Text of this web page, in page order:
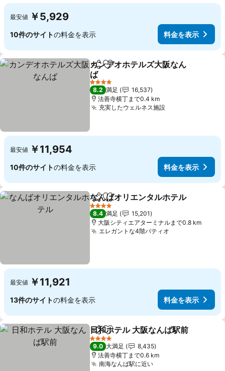
最安値 ￥5,929
10件のサイトの料金を表示 料金を表示
シェアお気に入りに追加
カンデオホテルズ大阪なん
ば
料金を表示
4 ホテルのランク
8.2 満足
16,537
法善寺横丁まで0.4 km
充実したウェルネス施設料金を表示
最安値 ￥11,954
10件のサイトの料金を表示 料金を表示
シェアお気に入りに追加
なんばオリエンタルホテル
4 ホテルのランク
8.4 満足
15,201
大阪シティエアターミナルまで0.8 km
エレガントな4階パティオ
最安値 ￥11,921
13件のサイトの料金を表示 料金を表示
シェアお気に入りに追加
日和ホテル 大阪なんば駅前
4 ホテルのランク
9.0 大満足
8,435
法善寺横丁まで0.6 km
南海なんば駅に近い料金を表示